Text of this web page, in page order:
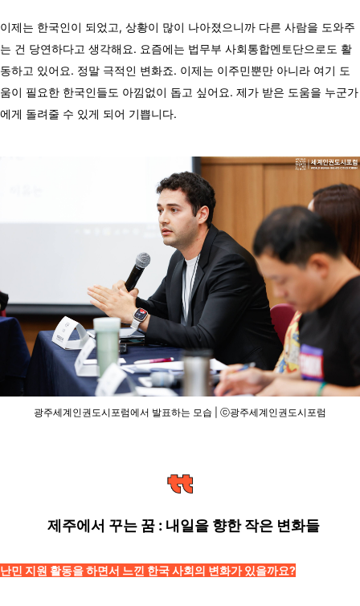
이제는 한국인이 되었고, 상황이 많이 나아졌으니까 다른 사람을 도와주
는 건 당연하다고 생각해요. 요즘에는 법무부 사회통합멘토단으로도 활
동하고 있어요. 정말 극적인 변화죠. 이제는 이주민뿐만 아니라 여기 도
움이 필요한 한국인들도 아낌없이 돕고 싶어요. 제가 받은 도움을 누군가
에게 돌려줄 수 있게 되어 기쁩니다.
광주세계인권도시포럼에서 발표하는 모습 | ⓒ광주세계인권도시포럼
제주에서 꾸는 꿈 : 내일을 향한 작은 변화들
난민 지원 활동을 하면서 느낀 한국 사회의 변화가 있을까요?